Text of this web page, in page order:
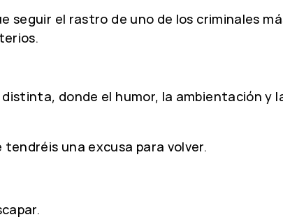
seguir el rastro de uno de los criminales
donde el humor, la ambientación y
una excusa para volver.